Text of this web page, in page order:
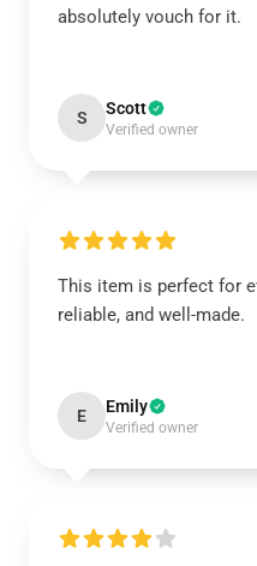
absolutely vouch for it.
S Scott
Verified owner
This item is perfect for
reliable, and well-made.
E Emily
Verified owner